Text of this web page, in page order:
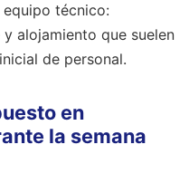
técnico:
alojamiento que suelen
de personal.
en
la semana